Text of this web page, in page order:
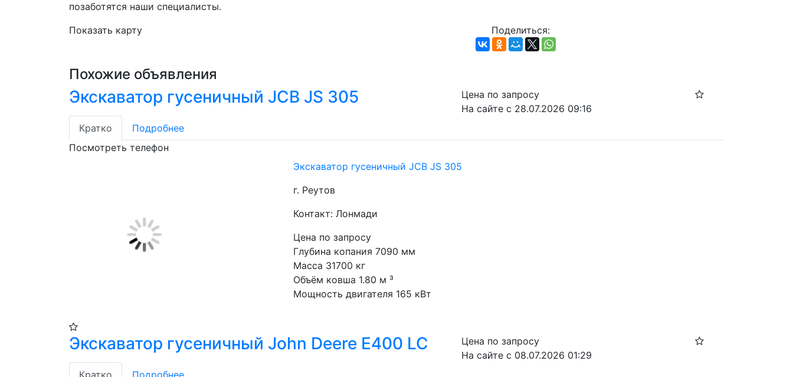
позаботятся наши специалисты.
Показать карту
Поделиться:
Похожие объявления
Экскаватор гусеничный JCB JS 305
Цена по запросу
На сайте с 28.07.2026 09:16
Кратко
Подробнее
Посмотреть телефон
Экскаватор гусеничный JCB JS 305
г. Реутов
Контакт: Лонмади
Цена по запросу
Глубина копания 7090 мм
Масса 31700 кг
Объём ковша 1.80 м ³
Мощность двигателя 165 кВт
Экскаватор гусеничный John Deere E400 LC
Цена по запросу
На сайте с 08.07.2026 01:29
Кратко
Подробнее